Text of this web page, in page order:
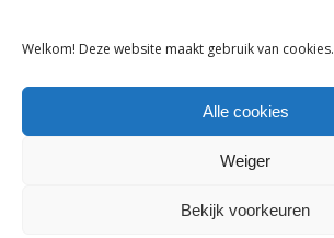
Welkom! Deze website maakt gebruik van cookies.
Alle cookies
Weiger
Bekijk voorkeuren